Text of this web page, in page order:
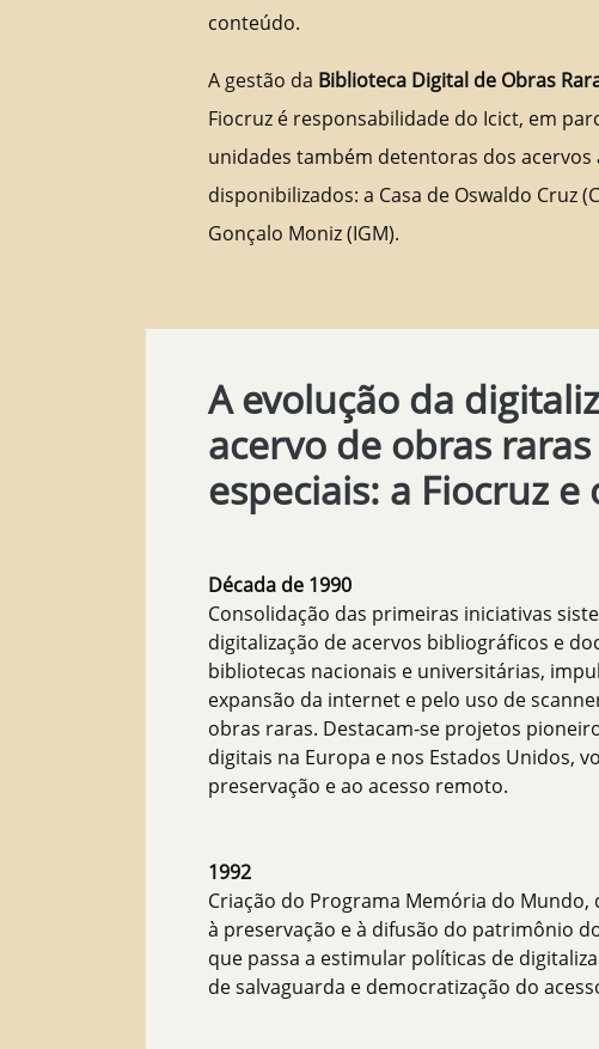
conteúdo.
A gestão da Biblioteca Digital de Obras
Fiocruz é responsabilidade do Icict, em
unidades também detentoras dos acervos
disponibilizados: a Casa de Oswaldo Cruz
Gonçalo Moniz (IGM).
A evolução da
acervo de obras
especiais: a Fiocruz
Década de 1990
Consolidação das primeiras iniciativas
digitalização de acervos bibliográficos e
bibliotecas nacionais e universitárias,
expansão da internet e pelo uso de
obras raras. Destacam-se projetos
digitais na Europa e nos Estados Unidos,
preservação e ao acesso remoto.
1992
Criação do Programa Memória do Mundo,
à preservação e à difusão do patrimônio
que passa a estimular políticas de
de salvaguarda e democratização do